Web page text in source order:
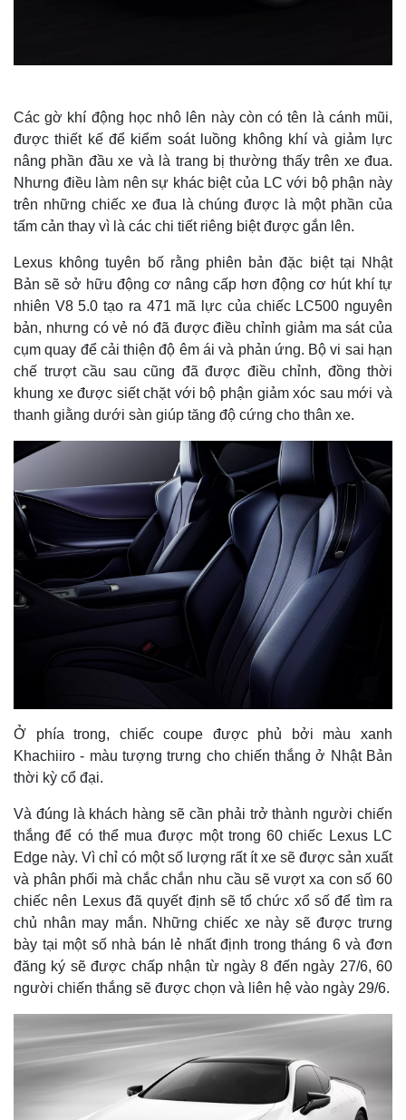
Thế giới
Quan sát
Cuộc sống đó đây
Multimedia
Video
Ảnh
Infographic
Các gờ khí động học nhô lên này còn có tên là cánh mũi,
được thiết kế để kiểm soát luồng không khí và giảm lực
nâng phần đầu xe và là trang bị thường thấy trên xe đua.
Nhưng điều làm nên sự khác biệt của LC với bộ phận này
trên những chiếc xe đua là chúng được là một phần của
tấm cản thay vì là các chi tiết riêng biệt được gắn lên.
Lexus không tuyên bố rằng phiên bản đặc biệt tại Nhật
Bản sẽ sở hữu động cơ nâng cấp hơn động cơ hút khí tự
nhiên V8 5.0 tạo ra 471 mã lực của chiếc LC500 nguyên
bản, nhưng có vẻ nó đã được điều chỉnh giảm ma sát của
cụm quay để cải thiện độ êm ái và phản ứng. Bộ vi sai hạn
chế trượt cầu sau cũng đã được điều chỉnh, đồng thời
khung xe được siết chặt với bộ phận giảm xóc sau mới và
thanh giằng dưới sàn giúp tăng độ cứng cho thân xe.
Ở phía trong, chiếc coupe được phủ bởi màu xanh
Khachiiro - màu tượng trưng cho chiến thắng ở Nhật Bản
thời kỳ cổ đại.
Và đúng là khách hàng sẽ cần phải trở thành người chiến
thắng để có thể mua được một trong 60 chiếc Lexus LC
Edge này. Vì chỉ có một số lượng rất ít xe sẽ được sản xuất
và phân phối mà chắc chắn nhu cầu sẽ vượt xa con số 60
chiếc nên Lexus đã quyết định sẽ tổ chức xổ số để tìm ra
chủ nhân may mắn. Những chiếc xe này sẽ được trưng
bày tại một số nhà bán lẻ nhất định trong tháng 6 và đơn
đăng ký sẽ được chấp nhận từ ngày 8 đến ngày 27/6, 60
người chiến thắng sẽ được chọn và liên hệ vào ngày 29/6.